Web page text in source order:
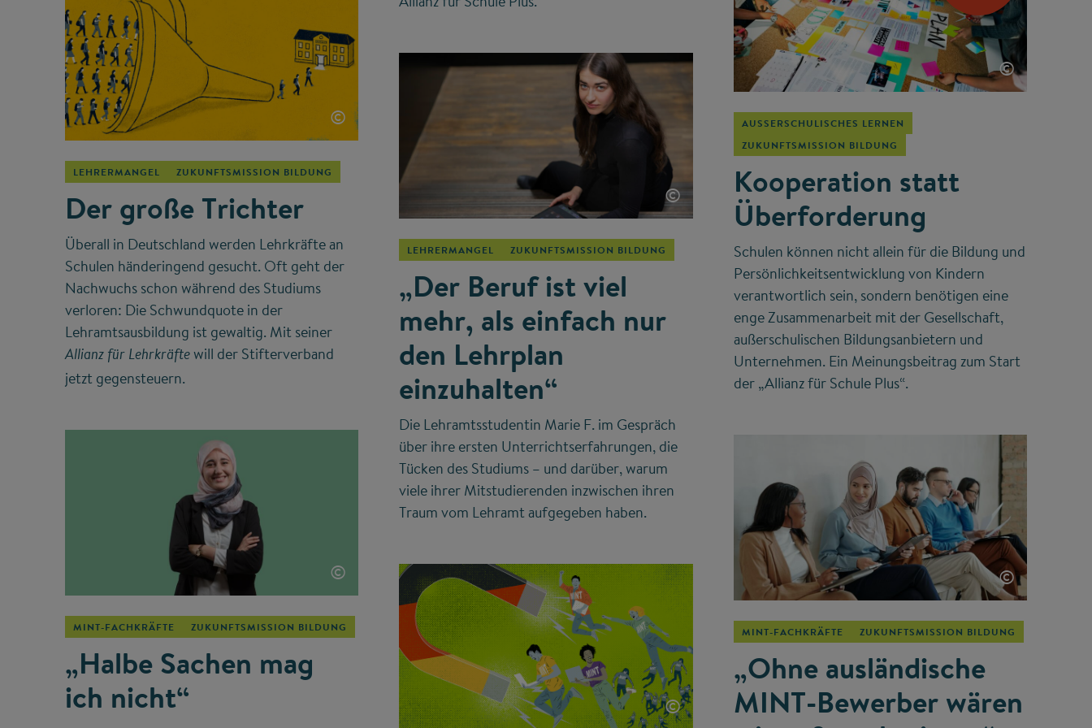
©
LEHRERMANGEL ZUKUNFTSMISSION BILDUNG
Der große Trichter
Überall in Deutschland werden Lehrkräfte an
Schulen händeringend gesucht. Oft geht der
Nachwuchs schon während des Studiums
verloren: Die Schwundquote in der
Lehramtsausbildung ist gewaltig. Mit seiner
Allianz für Lehrkräfte will der Stifterverband
jetzt gegensteuern.
©
LEHRERMANGEL ZUKUNFTSMISSION BILDUNG
„Der Beruf ist viel
mehr, als einfach nur
den Lehrplan
einzuhalten“
Die Lehramtsstudentin Marie F. im Gespräch
über ihre ersten Unterrichtserfahrungen, die
Tücken des Studiums – und darüber, warum
viele ihrer Mitstudierenden inzwischen ihren
Traum vom Lehramt aufgegeben haben.
©
AUSSERSCHULISCHES LERNEN
ZUKUNFTSMISSION BILDUNG
Kooperation statt
Überforderung
Schulen können nicht allein für die Bildung und
Persönlichkeitsentwicklung von Kindern
verantwortlich sein, sondern benötigen eine
enge Zusammenarbeit mit der Gesellschaft,
außerschulischen Bildungsanbietern und
Unternehmen. Ein Meinungsbeitrag zum Start
der „Allianz für Schule Plus“.
©
MINT-FACHKRÄFTE ZUKUNFTSMISSION BILDUNG
„Halbe Sachen mag
ich nicht“
©
©
MINT-FACHKRÄFTE ZUKUNFTSMISSION BILDUNG
„Ohne ausländische
MINT-Bewerber wären